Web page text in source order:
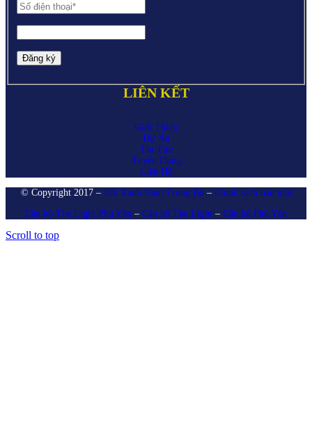
LIÊN KẾT
Giới Thiệu
Dự Án
Tin Tức
Tuyển Dụng
Liên Hệ
© Copyright 2017 – Đất Xanh Nam Trung Bộ– Chính sách bảo mật
Căn hộ The Light Phú Yên – Căn hộ The Light – Căn hộ Phú Yên
Scroll to top